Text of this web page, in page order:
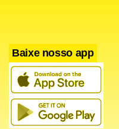
O ex-chefe do Executivo
Tailandesa (o segundo
Banharn Silpa-archa,
mas o veterano político
se sentia velho demais
Baixe nosso app